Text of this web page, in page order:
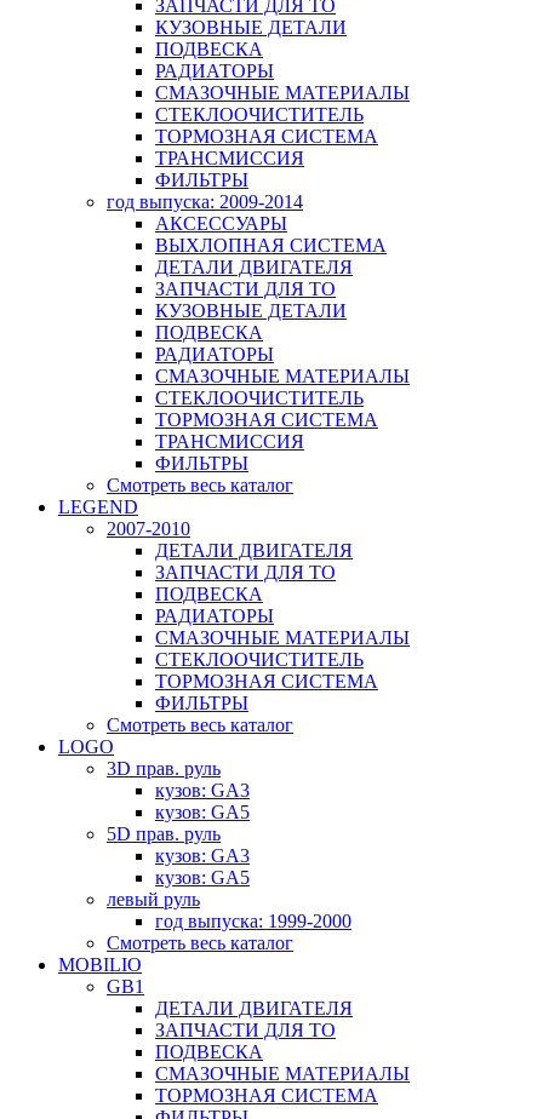
ЗАПЧАСТИ ДЛЯ ТО
КУЗОВНЫЕ ДЕТАЛИ
ПОДВЕСКА
РАДИАТОРЫ
СМАЗОЧНЫЕ МАТЕРИАЛЫ
СТЕКЛООЧИСТИТЕЛЬ
ТОРМОЗНАЯ СИСТЕМА
ТРАНСМИССИЯ
ФИЛЬТРЫ
год выпуска: 2009-2014
АКСЕССУАРЫ
ВЫХЛОПНАЯ СИСТЕМА
ДЕТАЛИ ДВИГАТЕЛЯ
ЗАПЧАСТИ ДЛЯ ТО
КУЗОВНЫЕ ДЕТАЛИ
ПОДВЕСКА
РАДИАТОРЫ
СМАЗОЧНЫЕ МАТЕРИАЛЫ
СТЕКЛООЧИСТИТЕЛЬ
ТОРМОЗНАЯ СИСТЕМА
ТРАНСМИССИЯ
ФИЛЬТРЫ
Смотреть весь каталог
LEGEND
2007-2010
ДЕТАЛИ ДВИГАТЕЛЯ
ЗАПЧАСТИ ДЛЯ ТО
ПОДВЕСКА
РАДИАТОРЫ
СМАЗОЧНЫЕ МАТЕРИАЛЫ
СТЕКЛООЧИСТИТЕЛЬ
ТОРМОЗНАЯ СИСТЕМА
ФИЛЬТРЫ
Смотреть весь каталог
LOGO
3D прав. руль
кузов: GA3
кузов: GA5
5D прав. руль
кузов: GA3
кузов: GA5
левый руль
год выпуска: 1999-2000
Смотреть весь каталог
MOBILIO
GB1
ДЕТАЛИ ДВИГАТЕЛЯ
ЗАПЧАСТИ ДЛЯ ТО
ПОДВЕСКА
СМАЗОЧНЫЕ МАТЕРИАЛЫ
ТОРМОЗНАЯ СИСТЕМА